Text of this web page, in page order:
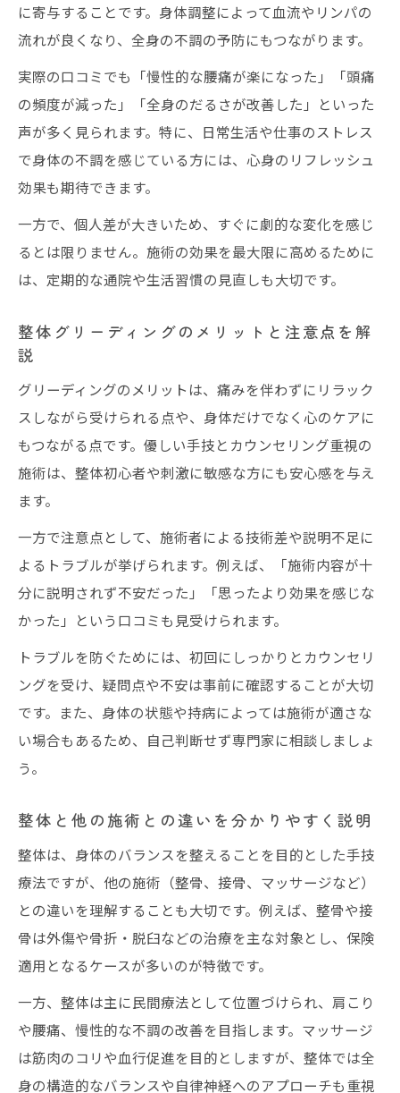
整体グリーディングとの違いを安心解説
整体で不安を感じた場合の正しい相談先
整体施術中に注意すべきポイントまとめ
整体グリーディングは本当に安全なのか
整体グリーディングの安全性を徹底検証
整体のリスク回避に必要な注意事項とは
い？
整体施術を受ける際の安全対策ポイント
整体院で説明を受ける時の確認事項まとめ
実際の声で考える整体施術の信頼性
ミ
整体施術後の満足度とリピート理由を紹介
整体の良い口コミと悪い評判の違いを解説
整体体験談から学ぶ院選びのポイント
に寄与することです。身体調整によって血流やリンパの
流れが良くなり、全身の不調の予防にもつながります。
実際の口コミでも「慢性的な腰痛が楽になった」「頭痛
の頻度が減った」「全身のだるさが改善した」といった
声が多く見られます。特に、日常生活や仕事のストレス
で身体の不調を感じている方には、心身のリフレッシュ
効果も期待できます。
一方で、個人差が大きいため、すぐに劇的な変化を感じ
るとは限りません。施術の効果を最大限に高めるために
は、定期的な通院や生活習慣の見直しも大切です。
整体グリーディングのメリットと注意点を解
説
グリーディングのメリットは、痛みを伴わずにリラック
スしながら受けられる点や、身体だけでなく心のケアに
もつながる点です。優しい手技とカウンセリング重視の
施術は、整体初心者や刺激に敏感な方にも安心感を与え
ます。
一方で注意点として、施術者による技術差や説明不足に
よるトラブルが挙げられます。例えば、「施術内容が十
分に説明されず不安だった」「思ったより効果を感じな
かった」という口コミも見受けられます。
トラブルを防ぐためには、初回にしっかりとカウンセリ
ングを受け、疑問点や不安は事前に確認することが大切
です。また、身体の状態や持病によっては施術が適さな
い場合もあるため、自己判断せず専門家に相談しましょ
う。
整体と他の施術との違いを分かりやすく説明
整体は、身体のバランスを整えることを目的とした手技
療法ですが、他の施術（整骨、接骨、マッサージなど）
との違いを理解することも大切です。例えば、整骨や接
骨は外傷や骨折・脱臼などの治療を主な対象とし、保険
適用となるケースが多いのが特徴です。
一方、整体は主に民間療法として位置づけられ、肩こり
や腰痛、慢性的な不調の改善を目指します。マッサージ
は筋肉のコリや血行促進を目的としますが、整体では全
身の構造的なバランスや自律神経へのアプローチも重視